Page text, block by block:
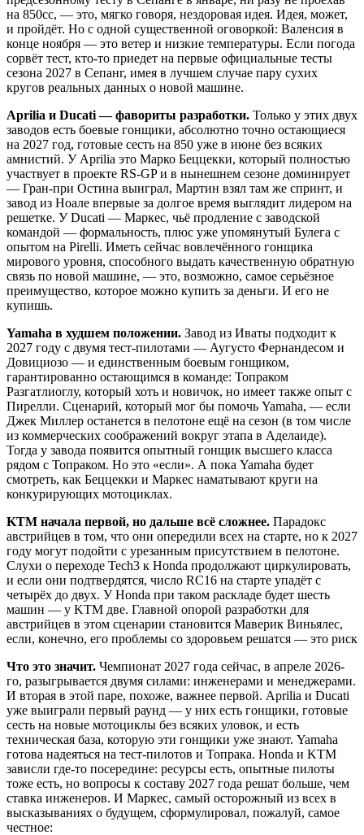
на 850cc, — это, мягко говоря, нездоровая идея. Идея, может,
и пройдёт. Но с одной существенной оговоркой: Валенсия в
конце ноября — это ветер и низкие температуры. Если погода
сорвёт тест, кто-то приедет на первые официальные тесты
сезона 2027 в Сепанг, имея в лучшем случае пару сухих
кругов реальных данных о новой машине.
Aprilia и Ducati — фавориты разработки. Только у этих двух
заводов есть боевые гонщики, абсолютно точно остающиеся
на 2027 год, готовые сесть на 850 уже в июне без всяких
амнистий. У Aprilia это Марко Беццекки, который полностью
участвует в проекте RS-GP и в нынешнем сезоне доминирует
— Гран-при Остина выиграл, Мартин взял там же спринт, и
завод из Ноале впервые за долгое время выглядит лидером на
решетке. У Ducati — Маркес, чьё продление с заводской
командой — формальность, плюс уже упомянутый Булега с
опытом на Pirelli. Иметь сейчас вовлечённого гонщика
мирового уровня, способного выдать качественную обратную
связь по новой машине, — это, возможно, самое серьёзное
преимущество, которое можно купить за деньги. И его не
купишь.
Yamaha в худшем положении. Завод из Иваты подходит к
2027 году с двумя тест-пилотами — Аугусто Фернандесом и
Довициозо — и единственным боевым гонщиком,
гарантированно остающимся в команде: Топраком
Разгатлиоглу, который хоть и новичок, но имеет также опыт с
Пирелли. Сценарий, который мог бы помочь Yamaha, — если
Джек Миллер останется в пелотоне ещё на сезон (в том числе
из коммерческих соображений вокруг этапа в Аделаиде).
Тогда у завода появится опытный гонщик высшего класса
рядом с Топраком. Но это «если». А пока Yamaha будет
смотреть, как Беццекки и Маркес наматывают круги на
конкурирующих мотоциклах.
KTM начала первой, но дальше всё сложнее. Парадокс
австрийцев в том, что они опередили всех на старте, но к 2027
году могут подойти с урезанным присутствием в пелотоне.
Слухи о переходе Tech3 к Honda продолжают циркулировать,
и если они подтвердятся, число RC16 на старте упадёт с
четырёх до двух. У Honda при таком раскладе будет шесть
машин — у KTM две. Главной опорой разработки для
австрийцев в этом сценарии становится Маверик Виньялес,
если, конечно, его проблемы со здоровьем решатся — это риск
Что это значит. Чемпионат 2027 года сейчас, в апреле 2026-
го, разыгрывается двумя силами: инженерами и менеджерами.
И вторая в этой паре, похоже, важнее первой. Aprilia и Ducati
уже выиграли первый раунд — у них есть гонщики, готовые
сесть на новые мотоциклы без всяких уловок, и есть
техническая база, которую эти гонщики уже знают. Yamaha
готова надеяться на тест-пилотов и Топрака. Honda и KTM
зависли где-то посередине: ресурсы есть, опытные пилоты
тоже есть, но вопросы к составу 2027 года решат больше, чем
ставка инженеров. И Маркес, самый осторожный из всех в
высказываниях о будущем, сформулировал, пожалуй, самое
честное: